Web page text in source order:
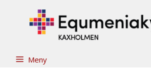
Meny